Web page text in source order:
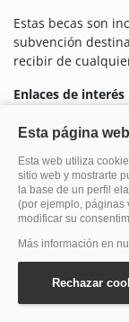
Estas becas son
subvención
recibir de
Enlaces de interés
https://soib.es/
La